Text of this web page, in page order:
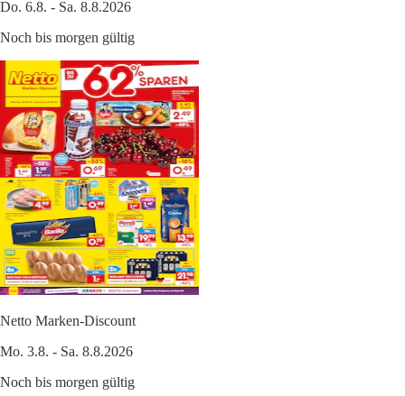
Do. 6.8. - Sa. 8.8.2026
Noch bis morgen gültig
Netto Marken-Discount
Mo. 3.8. - Sa. 8.8.2026
Noch bis morgen gültig